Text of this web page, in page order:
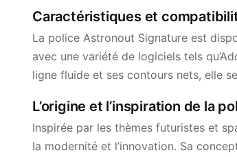
Caractéristiques et
La police Astronout Signature est
avec une variété de logiciels tels
ligne fluide et ses contours nets, elle
L’origine et l’inspiration de la
Inspirée par les thèmes futuristes et
la modernité et l’innovation. Sa